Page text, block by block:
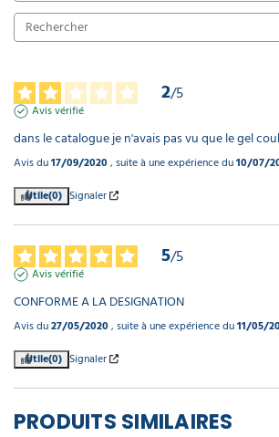
PRODUITS SIMILAIRES
2/5
Avis vérifié
dans le catalogue je n'avais pas vu que le gel
Avis du17/09/2020 , suite à une expérience du10/07/
Utile(0) Signaler
5/5
Avis vérifié
CONFORME A LA DESIGNATION
Avis du27/05/2020 , suite à une expérience du11/05/
Utile(0) Signaler